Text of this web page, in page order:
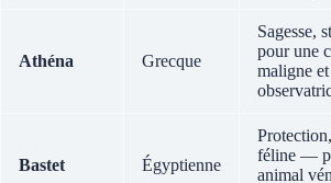
Athéna Grecque
Sagesse,
pour une
maligne et
Bastet Égyptienne
féline —
animal